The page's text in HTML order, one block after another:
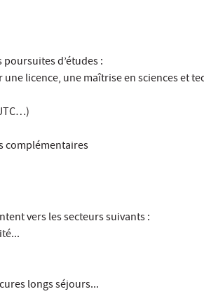
d’études :
licence, une maîtrise en sciences et
complémentaires
vers les secteurs suivants :
longs séjours...